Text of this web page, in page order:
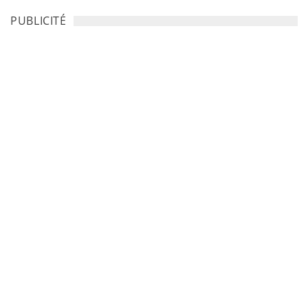
PUBLICITÉ